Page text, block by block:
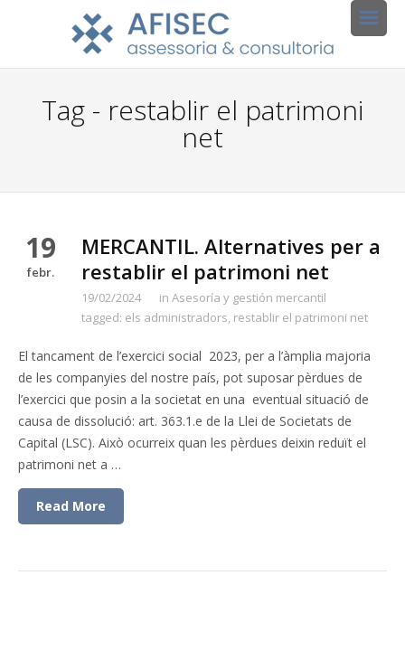
Tag - restablir el patrimoni
net
19
febr.
MERCANTIL. Alternatives per a
restablir el patrimoni net
19/02/2024 in Asesoría y gestión mercantil
tagged: els administradors, restablir el patrimoni net
El tancament de l’exercici social 2023, per a l’àmplia majoria
de les companyies del nostre país, pot suposar pèrdues de
l’exercici que posin a la societat en una eventual situació de
causa de dissolució: art. 363.1.e de la Llei de Societats de
Capital (LSC). Això ocurreix quan les pèrdues deixin reduït el
patrimoni net a …
Read More